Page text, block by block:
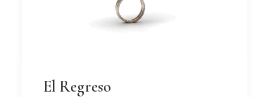
El Regreso